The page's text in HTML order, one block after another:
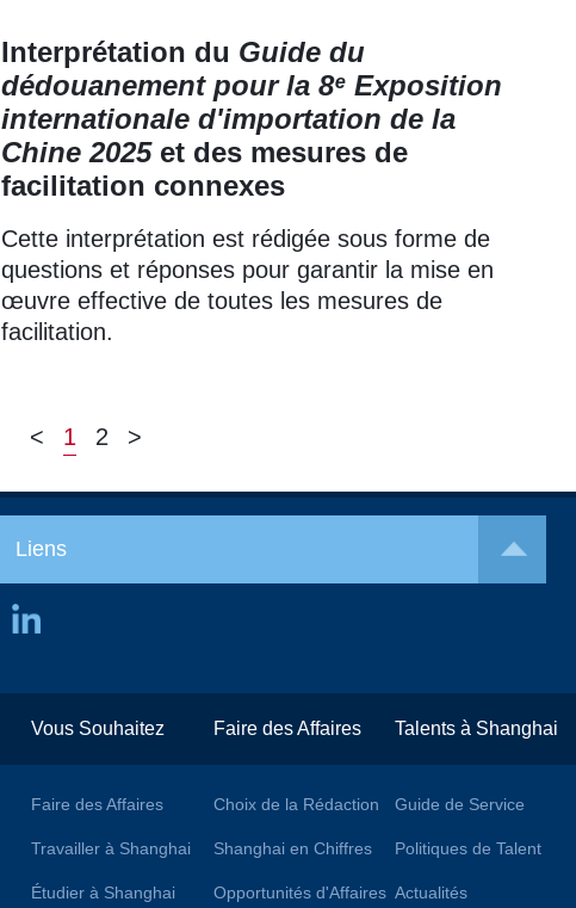
Interprétation du Guide du
dédouanement pour la 8ᵉ Exposition
internationale d'importation de la
Chine 2025et des mesures de
facilitation connexes
Cette interprétation est rédigée sous forme de
questions et réponses pour garantir la mise en
œuvre effective de toutes les mesures de
facilitation.
< 1 2 >
Liens
Vous Souhaitez
Faire des Affaires
Travailler à Shanghai
Étudier à Shanghai
Faire des Affaires
Choix de la Rédaction
Shanghai en Chiffres
Opportunités d'Affaires
Talents à Shanghai
Guide de Service
Politiques de Talent
Actualités